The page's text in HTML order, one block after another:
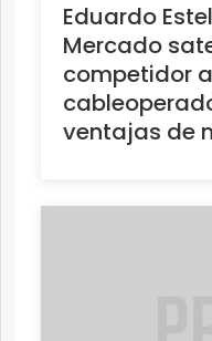
Eduardo
Mercado
competidor
ventajas de